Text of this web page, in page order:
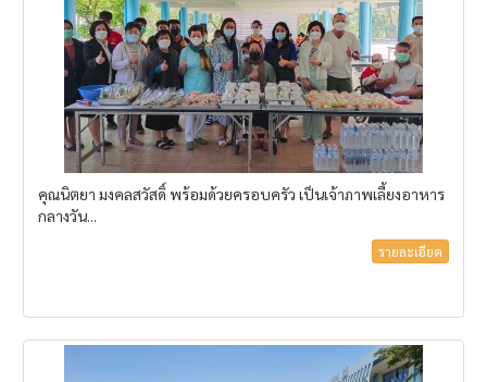
คุณนิตยา มงคลสวัสดิ์ พร้อมด้วยครอบครัว เป็นเจ้าภาพเลี้ยงอาหาร
กลางวัน...
รายละเอียด